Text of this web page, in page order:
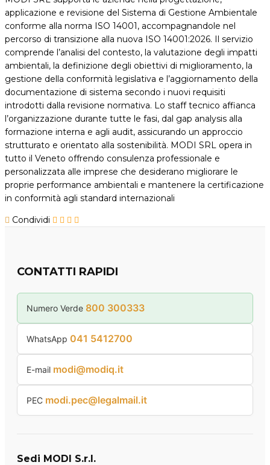
applicazione e revisione del Sistema di Gestione Ambientale
conforme alla norma ISO 14001, accompagnandole nel
percorso di transizione alla nuova ISO 14001:2026. Il servizio
comprende l’analisi del contesto, la valutazione degli impatti
ambientali, la definizione degli obiettivi di miglioramento, la
gestione della conformità legislativa e l’aggiornamento della
documentazione di sistema secondo i nuovi requisiti
introdotti dalla revisione normativa. Lo staff tecnico affianca
l’organizzazione durante tutte le fasi, dal gap analysis alla
formazione interna e agli audit, assicurando un approccio
strutturato e orientato alla sostenibilità. MODI SRL opera in
tutto il Veneto offrendo consulenza professionale e
personalizzata alle imprese che desiderano migliorare le
proprie performance ambientali e mantenere la certificazione
in conformità agli standard internazionali
Condividi
CONTATTI RAPIDI
Numero Verde 800 300333
WhatsApp 041 5412700
E-mail modi@modiq.it
PEC modi.pec@legalmail.it
Sedi MODI S.r.l.